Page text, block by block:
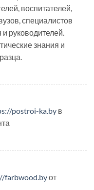
воспитателей,
специалистов
руководителей.
знания и
postroi-ka.by в
farbwood.byот